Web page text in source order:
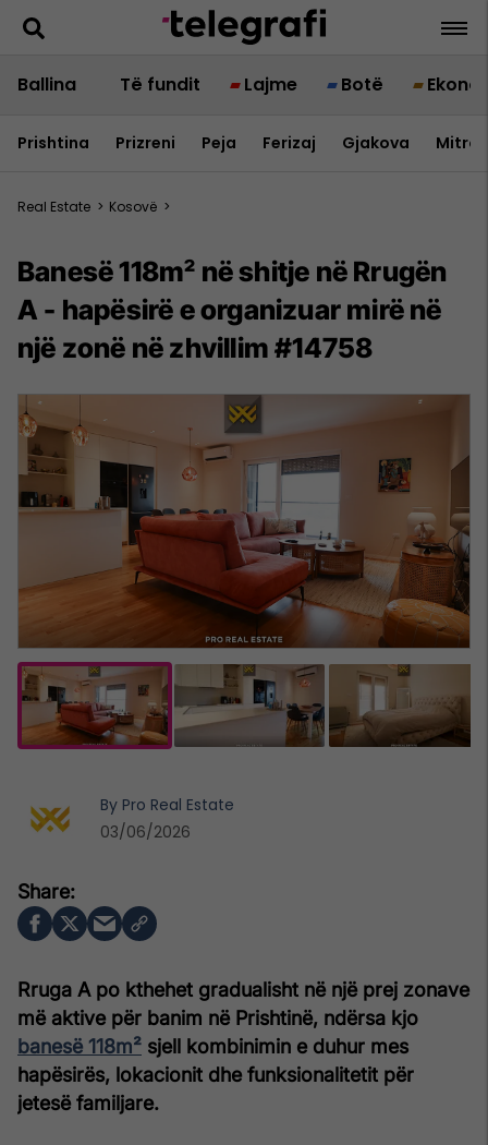
Ballina Të fundit Lajme Botë
Prishtina Prizreni Peja Ferizaj Gjakova
Real Estate > Kosovë >
Banesë 118m² në shitje në Rrugën
A - hapësirë e organizuar mirë në
një zonë në zhvillim #14758
Rruga A po kthehet gradualisht në një prej zonave
më aktive për banim në Prishtinë, ndërsa kjo
banesë 118m² sjell kombinimin e duhur mes
hapësirës, lokacionit dhe funksionalitetit për
jetesë familjare.
By Pro Real Estate
03/06/2026